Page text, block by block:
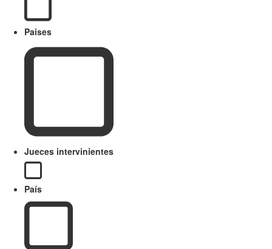
Paises
Jueces intervinientes
País